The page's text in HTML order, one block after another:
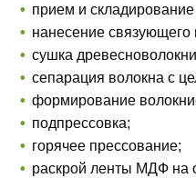
прием и
нанесение связующего
сушка
сепарация волокна с
формирование
подпрессовка;
горячее прессование;
раскрой ленты МДФ на